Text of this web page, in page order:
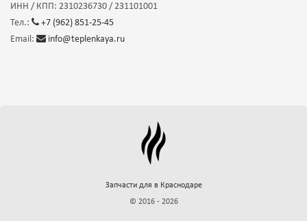
ИНН / КПП: 2310236730 / 231101001
Тел.:
+7 (962) 851-25-45
Email:
info@teplenkaya.ru
Запчасти для в Краснодаре
© 2016 - 2026